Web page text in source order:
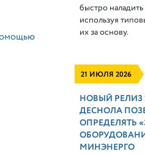
быстро
используя
их за основу.
21 ИЮЛЯ 2026
НОВЫЙ РЕЛИЗ
ДЕСНОЛА
ОПРЕДЕЛЯТЬ
МИНЭНЕРГО